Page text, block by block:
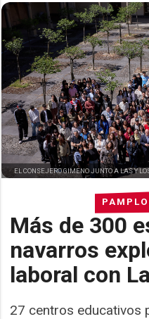
Más de 300
navarros
laboral con
27 centros educativos
EL CONSEJERO GIMENO JUNTO A LAS Y